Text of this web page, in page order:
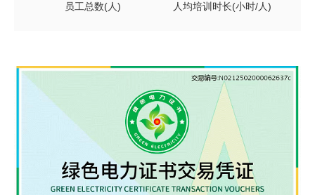
员工总数(人) 人均培训时长(小时/人)